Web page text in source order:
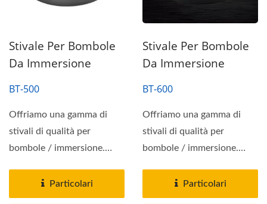
Stivale Per Bombole
Da Immersione
BT-500
Offriamo una gamma di
stivali di qualità per
bombole / immersione.
Particolari
Stivale Per Bombole
Da Immersione
BT-600
Offriamo una gamma di
stivali di qualità per
bombole / immersione.
Particolari